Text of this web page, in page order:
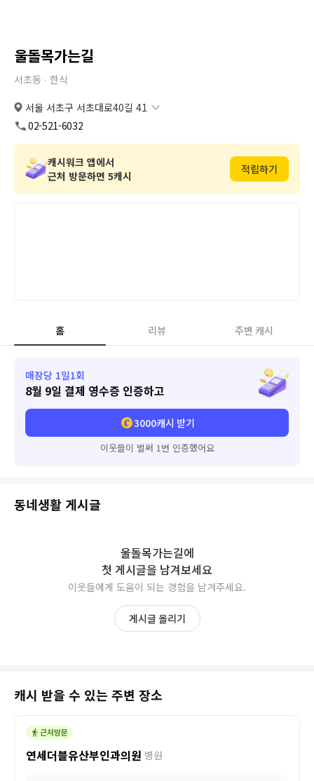
울돌목가는길
서초동 ∙ 한식
서울 서초구 서초대로40길 41
도로명 서울 서초구 서초대로40길 41
02-521-6032
캐시워크 앱에서
근처 방문하면 5캐시
적립하기
홈 리뷰 주변 캐시
매장당 1일1회
8월 9일 결제 영수증 인증하고
3000캐시 받기
이웃들이 벌써 1번 인증했어요
동네생활 게시글
울돌목가는길에
첫 게시글을 남겨보세요
이웃들에게 도움이 되는 경험을 남겨주세요.
게시글 올리기
캐시 받을 수 있는 주변 장소
연세더블유산부인과의원 병원